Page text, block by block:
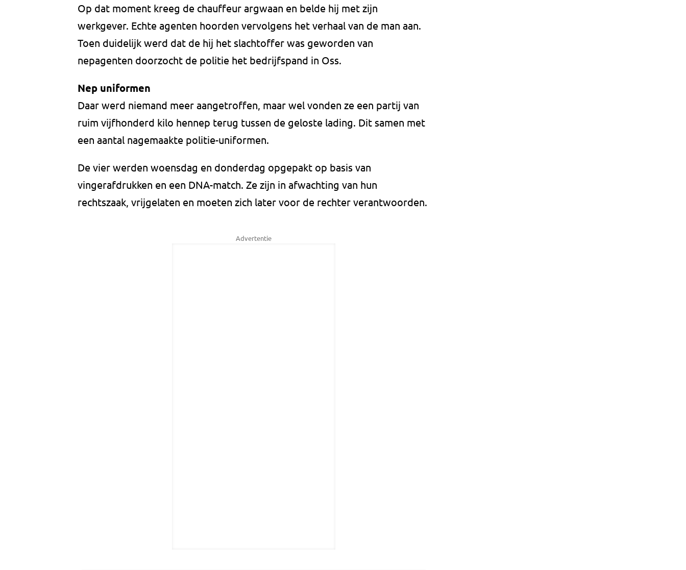
Op dat moment kreeg de chauffeur argwaan en belde hij met zijn
werkgever. Echte agenten hoorden vervolgens het verhaal van de man aan.
Toen duidelijk werd dat de hij het slachtoffer was geworden van
nepagenten doorzocht de politie het bedrijfspand in Oss.
Nep uniformen
Daar werd niemand meer aangetroffen, maar wel vonden ze een partij van
ruim vijfhonderd kilo hennep terug tussen de geloste lading. Dit samen met
een aantal nagemaakte politie-uniformen.
De vier werden woensdag en donderdag opgepakt op basis van
vingerafdrukken en een DNA-match. Ze zijn in afwachting van hun
rechtszaak, vrijgelaten en moeten zich later voor de rechter verantwoorden.
Advertentie